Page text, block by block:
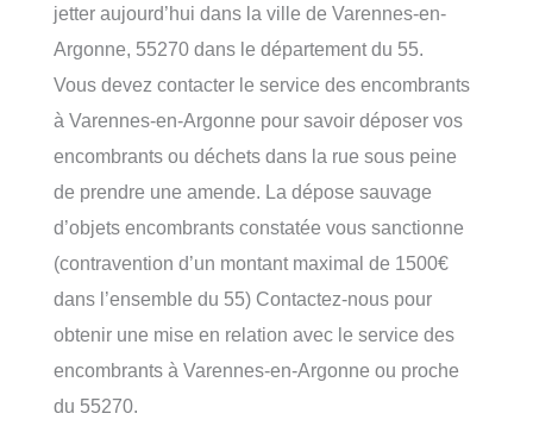
jetter aujourd’hui dans la ville de Varennes-en-
Argonne, 55270 dans le département du 55.
Vous devez contacter le service des encombrants
à Varennes-en-Argonne pour savoir déposer vos
encombrants ou déchets dans la rue sous peine
de prendre une amende. La dépose sauvage
d’objets encombrants constatée vous sanctionne
(contravention d’un montant maximal de 1500€
dans l’ensemble du 55) Contactez-nous pour
obtenir une mise en relation avec le service des
encombrants à Varennes-en-Argonne ou proche
du 55270.